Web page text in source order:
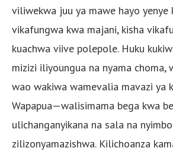
viliwekwa juu ya mawe hayo yenye
vikafungwa kwa majani, kisha
kuachwa viive polepole. Huku
mizizi iliyoungua na nyama choma,
wao wakiwa wamevalia mavazi ya
Wapapua—walisimama bega kwa
ulichanganyikana na sala na nyimbo
zilizonyamazishwa. Kilichoanza